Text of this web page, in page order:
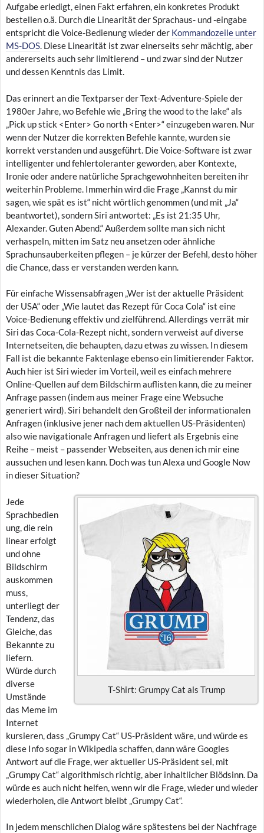
Aufgabe erledigt, einen Fakt erfahren, ein konkretes Produkt
bestellen o.ä. Durch die Linearität der Sprachaus- und -eingabe
entspricht die Voice-Bedienung wieder der Kommandozeile unter
MS-DOS. Diese Linearität ist zwar einerseits sehr mächtig, aber
andererseits auch sehr limitierend – und zwar sind der Nutzer
und dessen Kenntnis das Limit.
Das erinnert an die Textparser der Text-Adventure-Spiele der
1980er Jahre, wo Befehle wie „Bring the wood to the lake“ als
„Pick up stick <Enter> Go north <Enter>“ einzugeben waren. Nur
wenn der Nutzer die korrekten Befehle kannte, wurden sie
korrekt verstanden und ausgeführt. Die Voice-Software ist zwar
intelligenter und fehlertoleranter geworden, aber Kontexte,
Ironie oder andere natürliche Sprachgewohnheiten bereiten ihr
weiterhin Probleme. Immerhin wird die Frage „Kannst du mir
sagen, wie spät es ist“ nicht wörtlich genommen (und mit „Ja“
beantwortet), sondern Siri antwortet: „Es ist 21:35 Uhr,
Alexander. Guten Abend.“ Außerdem sollte man sich nicht
verhaspeln, mitten im Satz neu ansetzen oder ähnliche
Sprachunsauberkeiten pflegen – je kürzer der Befehl, desto höher
die Chance, dass er verstanden werden kann.
Für einfache Wissensabfragen „Wer ist der aktuelle Präsident
der USA“ oder „Wie lautet das Rezept für Coca Cola“ ist eine
Voice-Bedienung effektiv und zielführend. Allerdings verrät mir
Siri das Coca-Cola-Rezept nicht, sondern verweist auf diverse
Internetseiten, die behaupten, dazu etwas zu wissen. In diesem
Fall ist die bekannte Faktenlage ebenso ein limitierender Faktor.
Auch hier ist Siri wieder im Vorteil, weil es einfach mehrere
Online-Quellen auf dem Bildschirm auflisten kann, die zu meiner
Anfrage passen (indem aus meiner Frage eine Websuche
generiert wird). Siri behandelt den Großteil der informationalen
Anfragen (inklusive jener nach dem aktuellen US-Präsidenten)
also wie navigationale Anfragen und liefert als Ergebnis eine
Reihe – meist – passender Webseiten, aus denen ich mir eine
aussuchen und lesen kann. Doch was tun Alexa und Google Now
in dieser Situation?
T-Shirt: Grumpy Cat als Trump
Jede
Sprachbedien
ung, die rein
linear erfolgt
und ohne
Bildschirm
auskommen
muss,
unterliegt der
Tendenz, das
Gleiche, das
Bekannte zu
liefern.
Würde durch
diverse
Umstände
das Meme im
Internet
kursieren, dass „Grumpy Cat“ US-Präsident wäre, und würde es
diese Info sogar in Wikipedia schaffen, dann wäre Googles
Antwort auf die Frage, wer aktueller US-Präsident sei, mit
„Grumpy Cat“ algorithmisch richtig, aber inhaltlicher Blödsinn. Da
würde es auch nicht helfen, wenn wir die Frage, wieder und wieder
wiederholen, die Antwort bleibt „Grumpy Cat“.
In jedem menschlichen Dialog wäre spätestens bei der Nachfrage